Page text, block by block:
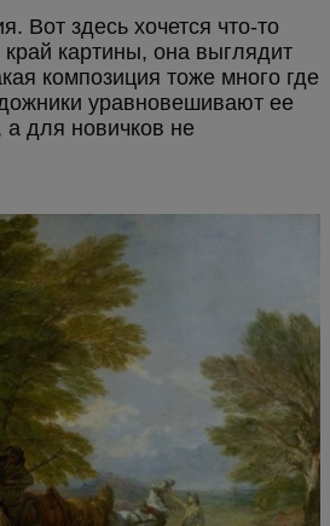
Вот здесь хочется что-то
картины, она выглядит
композиция тоже много где
уравновешивают ее
а для новичков не